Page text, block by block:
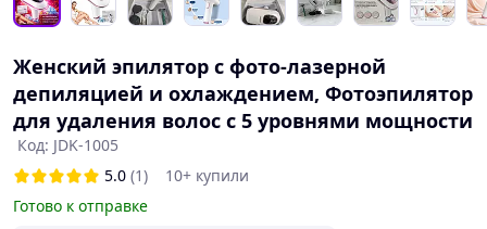
Женский эпилятор с фото-лазерной
депиляцией и охлаждением, Фотоэпилятор
для удаления волос с 5 уровнями мощности
Код: JDK-1005
5.0 (1)
10+ купили
Готово к отправке